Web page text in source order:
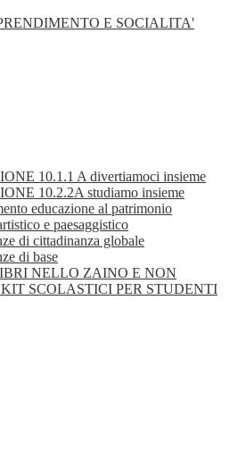
E SOCIALITA'
10.1.1 A divertiamoci insieme
10.2.2A studiamo insieme
educazione al patrimonio
e paesaggistico
di cittadinanza globale
di base
NELLO ZAINO E NON
SCOLASTICI PER STUDENTI